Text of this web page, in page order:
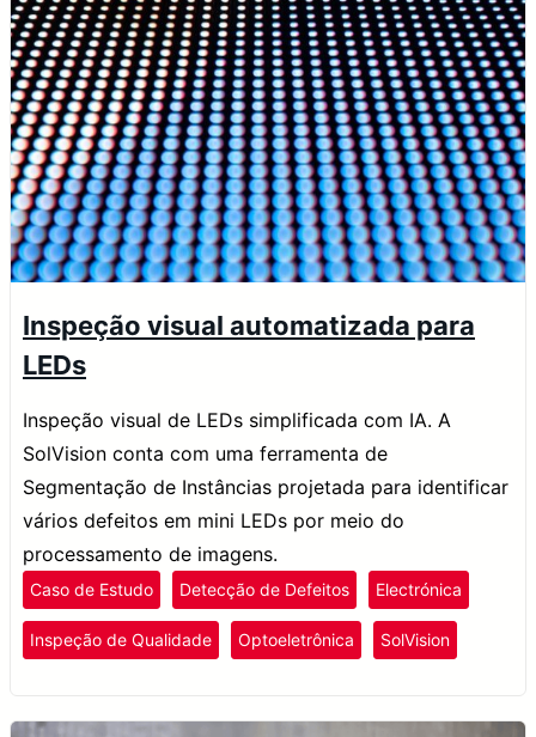
Inspeção visual automatizada para
LEDs
Inspeção visual de LEDs simplificada com IA. A
SolVision conta com uma ferramenta de
Segmentação de Instâncias projetada para identificar
vários defeitos em mini LEDs por meio do
processamento de imagens.
Caso de Estudo Detecção de Defeitos Electrónica
Inspeção de Qualidade Optoeletrônica SolVision